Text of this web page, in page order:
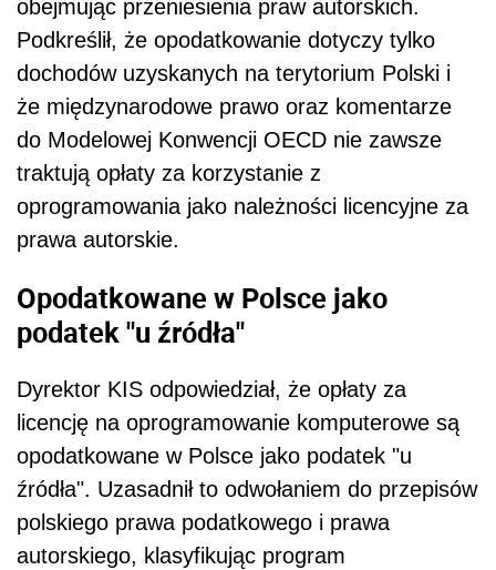
obejmując przeniesienia praw autorskich.
Podkreślił, że opodatkowanie dotyczy tylko
dochodów uzyskanych na terytorium Polski i
że międzynarodowe prawo oraz komentarze
do Modelowej Konwencji OECD nie zawsze
traktują opłaty za korzystanie z
oprogramowania jako należności licencyjne za
prawa autorskie.
Opodatkowane w Polsce jako
podatek "u źródła"
Dyrektor KIS odpowiedział, że opłaty za
licencję na oprogramowanie komputerowe są
opodatkowane w Polsce jako podatek "u
źródła". Uzasadnił to odwołaniem do przepisów
polskiego prawa podatkowego i prawa
autorskiego, klasyfikując program